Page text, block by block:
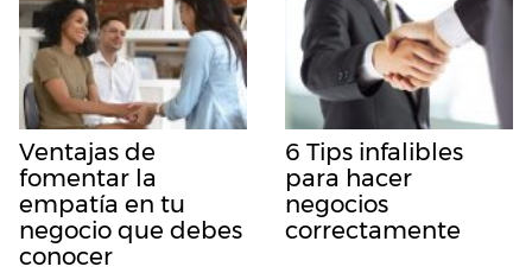
Ventajas de
fomentar la
empatía en tu
negocio que debes
conocer
6 Tips infalibles
para hacer
negocios
correctamente